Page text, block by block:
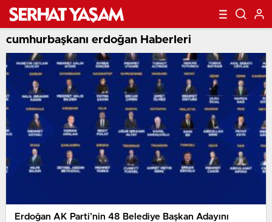
cumhurbaşkanı erdoğan Haberleri
Erdoğan AK Parti’nin 48 Belediye Başkan Adayını